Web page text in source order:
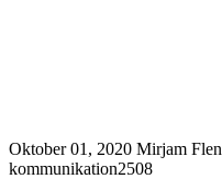
Oktober 01, 2020 Mirjam
kommunikation2508